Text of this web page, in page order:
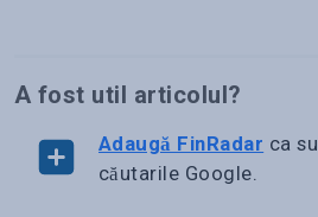
A fost util articolul?
Adaugă FinRadar ca
căutarile Google.